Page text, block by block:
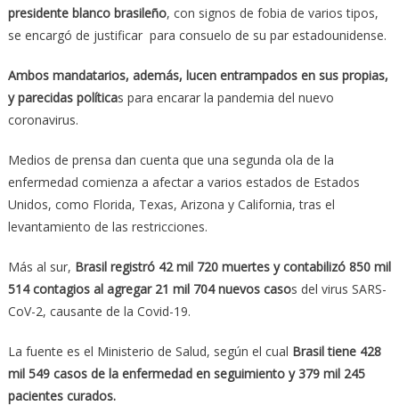
presidente blanco brasileño, con signos de fobia de varios tipos,
se encargó de justificar para consuelo de su par estadounidense.
Ambos mandatarios, además, lucen entrampados en sus propias,
y parecidas políticas para encarar la pandemia del nuevo
coronavirus.
Medios de prensa dan cuenta que una segunda ola de la
enfermedad comienza a afectar a varios estados de Estados
Unidos, como Florida, Texas, Arizona y California, tras el
levantamiento de las restricciones.
Más al sur, Brasil registró 42 mil 720 muertes y contabilizó 850 mil
514 contagios al agregar 21 mil 704 nuevos casos del virus SARS-
CoV-2, causante de la Covid-19.
La fuente es el Ministerio de Salud, según el cual Brasil tiene 428
mil 549 casos de la enfermedad en seguimiento y 379 mil 245
pacientes curados.